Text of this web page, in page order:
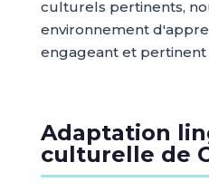
culturels pertinents,
environnement
engageant et pertinent
Adaptation
culturelle de